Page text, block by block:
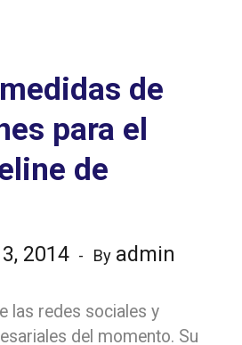
de
para el
de
2014 By admin
las redes sociales y
del momento. Su